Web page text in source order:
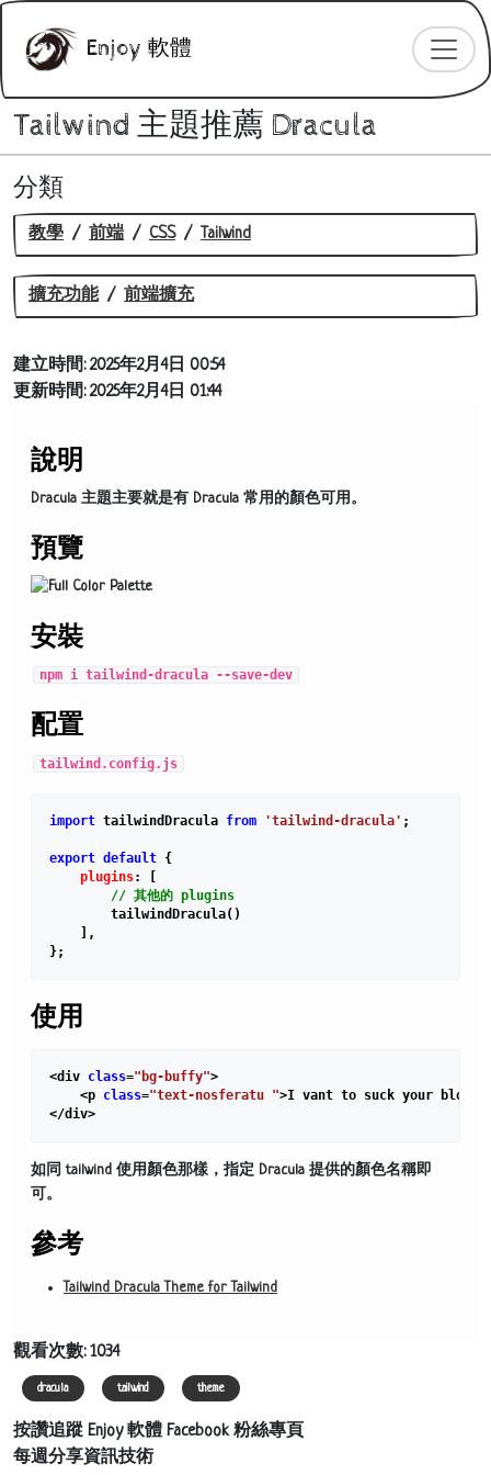
Enjoy 軟體
Tailwind 主題推薦 Dracula
分類
教學 前端 CSS Tailwind
擴充功能 前端擴充
建立時間:2025年2月4日 00:54
更新時間:2025年2月4日 01:44
說明
Dracula 主題主要就是有 Dracula 常用的顏色可用。
預覽
安裝
npm i tailwind-dracula --save-dev
配置
tailwind.config.js
import tailwindDracula from 'tailwind-dracula' ;
export default {
plugins: [
// 其他的 plugins
        tailwindDracula()
    ],
使用
<div class="bg-buffy">
    <p
class="text-nosferatu ">I vant to suck your
如同 tailwind 使用顏色那樣，指定 Dracula 提供的顏色名稱即
可。
參考
Tailwind Dracula Theme for Tailwind
觀看次數: 1034
dracula tailwind theme
按讚追蹤 Enjoy 軟體 Facebook 粉絲專頁
每週分享資訊技術